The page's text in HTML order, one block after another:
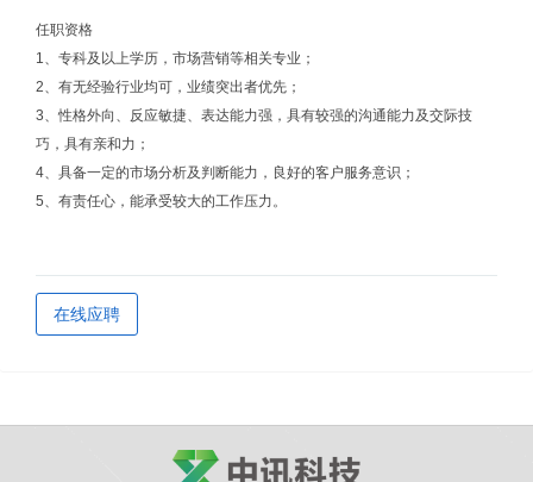
任职资格
1、专科及以上学历，市场营销等相关专业；
2、有无经验行业均可，业绩突出者优先；
3、性格外向、反应敏捷、表达能力强，具有较强的沟通能力及交际技
巧，具有亲和力；
4、具备一定的市场分析及判断能力，良好的客户服务意识；
5、有责任心，能承受较大的工作压力。
在线应聘